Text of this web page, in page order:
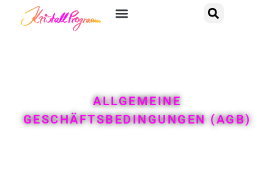
ALLGEMEINE
GESCHÄFTSBEDINGUNGEN (AGB)